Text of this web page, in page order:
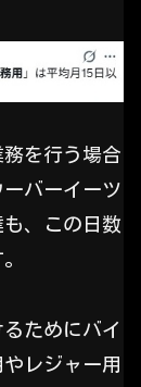
を行う場合
バーイーツ
、この日数
ためにバイ
レジャー用